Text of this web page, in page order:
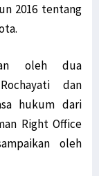
2016 tentang
oleh dua
dan
hukum dari
Right Office
oleh